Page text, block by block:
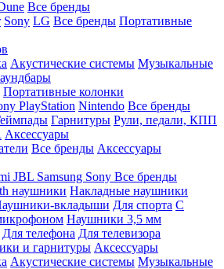
Все бренды
Sony LG Все бренды Портативные
Акустические системы Музыкальные
Портативные колонки
PlayStation Nintendo Все бренды
Гарнитуры Рули, педали, КПП
Аксессуары
Все бренды Аксессуары
JBL Samsung Sony Все бренды
наушники Накладные наушники
вкладыши Для спорта С
Наушники 3,5 мм
Для телефона Для телевизора
и гарнитуры Аксессуары
Акустические системы Музыкальные